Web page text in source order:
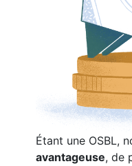
Étant une OSBL,
avantageuse, de